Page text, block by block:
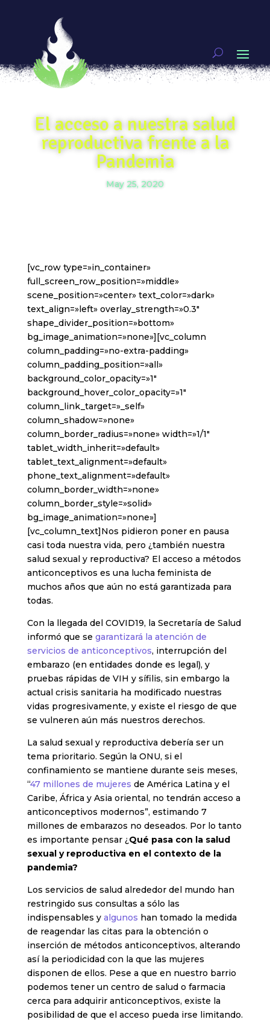
El acceso a nuestra salud
reproductiva frente a la
Pandemia
May 25, 2020
[vc_row type=»in_container»
full_screen_row_position=»middle»
scene_position=»center» text_color=»dark»
text_align=»left» overlay_strength=»0.3″
shape_divider_position=»bottom»
bg_image_animation=»none»][vc_column
column_padding=»no-extra-padding»
column_padding_position=»all»
background_color_opacity=»1″
background_hover_color_opacity=»1″
column_link_target=»_self»
column_shadow=»none»
column_border_radius=»none» width=»1/1″
tablet_width_inherit=»default»
tablet_text_alignment=»default»
phone_text_alignment=»default»
column_border_width=»none»
column_border_style=»solid»
bg_image_animation=»none»]
[vc_column_text]Nos pidieron poner en pausa
casi toda nuestra vida, pero ¿también nuestra
salud sexual y reproductiva? El acceso a métodos
anticonceptivos es una lucha feminista de
muchos años que aún no está garantizada para
todas.
Con la llegada del COVID19, la Secretaría de Salud
informó que se garantizará la atención de
servicios de anticonceptivos, interrupción del
embarazo (en entidades donde es legal), y
pruebas rápidas de VIH y sífilis, sin embargo la
actual crisis sanitaria ha modificado nuestras
vidas progresivamente, y existe el riesgo de que
se vulneren aún más nuestros derechos.
La salud sexual y reproductiva debería ser un
tema prioritario. Según la ONU, si el
confinamiento se mantiene durante seis meses,
“47 millones de mujeres de América Latina y el
Caribe, África y Asia oriental, no tendrán acceso a
anticonceptivos modernos”, estimando 7
millones de embarazos no deseados. Por lo tanto
es importante pensar ¿ Qué pasa con la salud
sexual y reproductiva en el contexto de la
pandemia?
Los servicios de salud alrededor del mundo han
restringido sus consultas a sólo las
indispensables y algunos han tomado la medida
de reagendar las citas para la obtención o
inserción de métodos anticonceptivos, alterando
así la periodicidad con la que las mujeres
disponen de ellos. Pese a que en nuestro barrio
podemos tener un centro de salud o farmacia
cerca para adquirir anticonceptivos, existe la
posibilidad de que el acceso pueda irse limitando.